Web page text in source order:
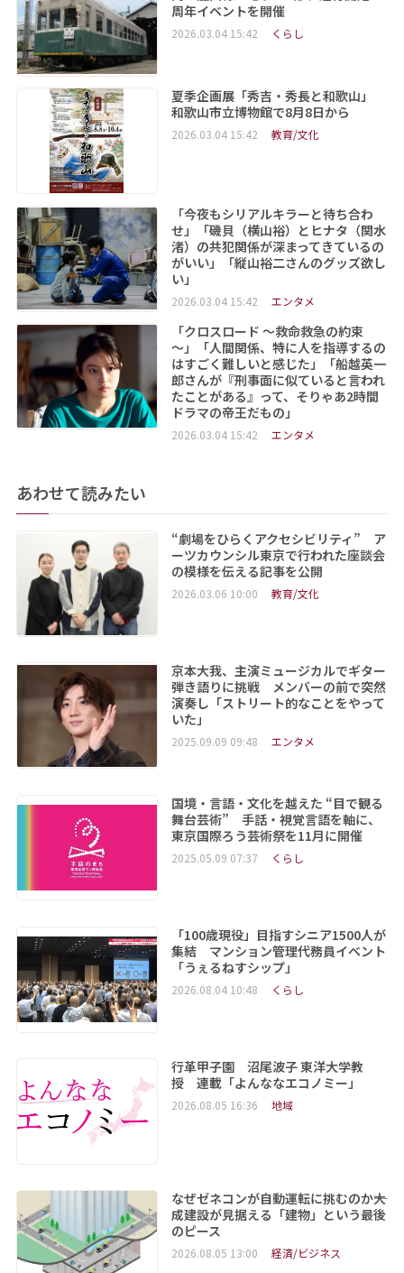
周年イベントを開催
2026.03.04 15:42 くらし
夏季企画展「秀吉・秀長と和歌山」
和歌山市立博物館で8月8日から
2026.03.04 15:42 教育/文化
「今夜もシリアルキラーと待ち合わ
せ」「磯貝（横山裕）とヒナタ（関水
渚）の共犯関係が深まってきているの
がいい」「縦山裕二さんのグッズ欲し
い」
2026.03.04 15:42 エンタメ
「クロスロード ～救命救急の約束
～」「人間関係、特に人を指導するの
はすごく難しいと感じた」「船越英一
郎さんが『刑事面に似ていると言われ
たことがある』って、そりゃあ2時間
ドラマの帝王だもの」
2026.03.04 15:42 エンタメ
あわせて読みたい
“劇場をひらくアクセシビリティ” ア
ーツカウンシル東京で行われた座談会
の模様を伝える記事を公開
2026.03.06 10:00 教育/文化
京本大我、主演ミュージカルでギター
弾き語りに挑戦 メンバーの前で突然
演奏し「ストリート的なことをやって
いた」
2025.09.09 09:48 エンタメ
国境・言語・文化を越えた “目で観る
舞台芸術” 手話・視覚言語を軸に、
東京国際ろう芸術祭を11月に開催
2025.05.09 07:37 くらし
「100歳現役」目指すシニア1500人が
集結 マンション管理代務員イベント
「うぇるねすシップ」
2026.08.04 10:48 くらし
行革甲子園 沼尾波子 東洋大学教
授 連載「よんななエコノミー」
2026.08.05 16:36 地域
なぜゼネコンが自動運転に挑むのか――大
成建設が見据える「建物」という最後
のピース
2026.08.05 13:00 経済/ビジネス